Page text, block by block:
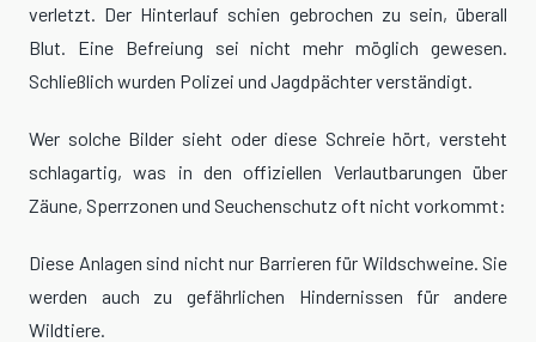
verletzt. Der Hinterlauf schien gebrochen zu sein, überall
Blut. Eine Befreiung sei nicht mehr möglich gewesen.
Schließlich wurden Polizei und Jagdpächter verständigt.
Wer solche Bilder sieht oder diese Schreie hört, versteht
schlagartig, was in den offiziellen Verlautbarungen über
Zäune, Sperrzonen und Seuchenschutz oft nicht vorkommt:
Diese Anlagen sind nicht nur Barrieren für Wildschweine. Sie
werden auch zu gefährlichen Hindernissen für andere
Wildtiere.